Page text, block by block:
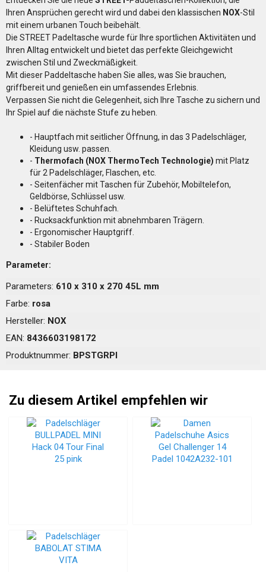
Ihren Ansprüchen gerecht wird und dabei den klassischen NOX-Stil
mit einem urbanen Touch beibehält.
Die STREET Padeltasche wurde für Ihre sportlichen Aktivitäten und
Ihren Alltag entwickelt und bietet das perfekte Gleichgewicht
zwischen Stil und Zweckmäßigkeit.
Mit dieser Paddeltasche haben Sie alles, was Sie brauchen,
griffbereit und genießen ein umfassendes Erlebnis.
Verpassen Sie nicht die Gelegenheit, sich Ihre Tasche zu sichern und
Ihr Spiel auf die nächste Stufe zu heben.
- Hauptfach mit seitlicher Öffnung, in das 3 Padelschläger,
Kleidung usw. passen.
- Thermofach (NOX ThermoTech Technologie) mit Platz
für 2 Padelschläger, Flaschen, etc.
- Seitenfächer mit Taschen für Zubehör, Mobiltelefon,
Geldbörse, Schlüssel usw.
- Belüftetes Schuhfach.
- Rucksackfunktion mit abnehmbaren Trägern.
- Ergonomischer Hauptgriff.
- Stabiler Boden
Parameter:
Parameters: 610 x 310 x 270 45L mm
Farbe: rosa
Hersteller: NOX
EAN: 8436603198172
Produktnummer: BPSTGRPI
Zu diesem Artikel empfehlen wir